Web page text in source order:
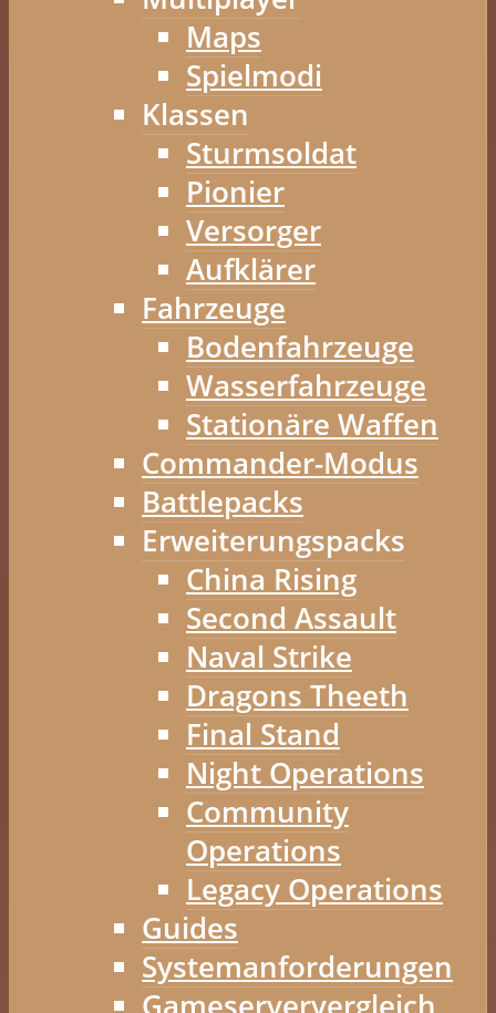
Maps
Spielmodi
Klassen
Sturmsoldat
Pionier
Versorger
Aufklärer
Fahrzeuge
Bodenfahrzeuge
Wasserfahrzeuge
Stationäre Waffen
Commander-Modus
Battlepacks
Erweiterungspacks
China Rising
Second Assault
Naval Strike
Dragons Theeth
Final Stand
Night Operations
Community
Operations
Legacy Operations
Guides
Systemanforderungen